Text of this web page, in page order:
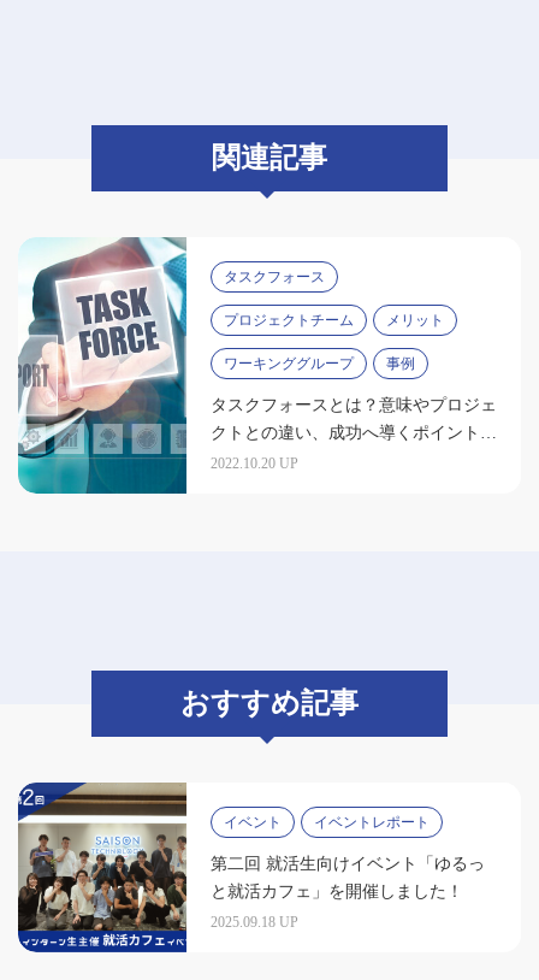
関連記事
タスクフォース
プロジェクトチーム メリット
ワーキンググループ 事例
タスクフォースとは？意味やプロジェ
クトとの違い、成功へ導くポイントを
解説
2022.10.20 UP
おすすめ記事
イベント イベントレポート
第二回 就活生向けイベント「ゆるっ
と就活カフェ」を開催しました！
2025.09.18 UP